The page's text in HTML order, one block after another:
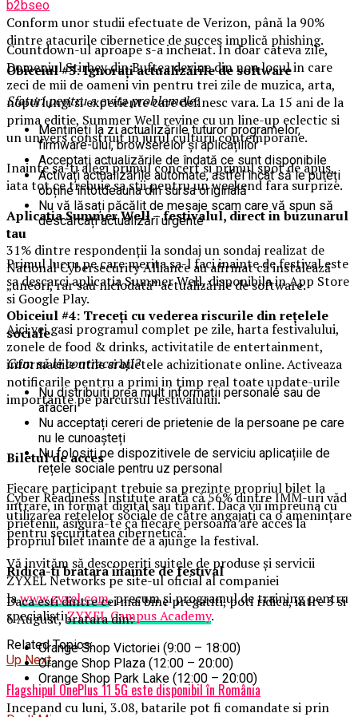
Conform unor studii efectuate de Verizon, până la 90%
dintre atacurile cibernetice de succes implică phishing.
Obiceiul #3: Ignorați actualizările de software
Sfaturi pentru a evita problemele:
Mențineți la zi actualizările tuturor programelor,
firmware-ului, browserelor și aplicațiilor
Acceptați actualizările de îndată ce sunt disponibile
Activați actualizările automate, astfel încât să le puteți
obține întotdeauna din sursa originală
Nu vă lăsați păcălit de mesaje scam care vă spun să
descărcați actualizări urgente
31% dintre respondenții la sondaj un sondaj realizat de
National Cybersecurity Alliance au afirmat că instalează
„uneori, rar sau niciodată” actualizările de software.
Obiceiul #4: Treceți cu vederea riscurile din rețelele
sociale
Cum să le contracarați?
Nu distribuiți prea mult informații personale sau de
afaceri
Nu acceptați cereri de prietenie de la persoane pe care
nu le cunoașteți
Nu folosiți pe dispozitivele de serviciu aplicațiile de
rețele sociale pentru uz personal
Cyber Readiness Institute arată că 56% dintre IMM-uri văd
utilizarea rețelelor sociale de către angajați ca o amenințare
pentru securitatea cibernetică.
Vă invităm să descoperiți suitele de produse și servicii
ZYXEL Networks pe site-ul oficial al companiei
lawww.zyxel.com, precum și programul de training pentru
specialiștiZYXEL Campus Academy.
Related Topics:
Up Next
Flagshipul OnePlus 11 5G este disponibil în România
b2bseo
Countdown-ul aproape s-a incheiat. In doar cateva zile,
Domeniul Stirbey din Buftea devine din nou locul in care
zeci de mii de oameni vin pentru trei zile de muzica, arta,
nopti lungi si experiente care definesc vara. La 15 ani de la
prima editie, Summer Well revine cu un line-up eclectic si
un univers construit in jurul culturii contemporane.
Inainte sa-ti alegi primul concert si primul spot de apus,
iata tot ce trebuie sa stii pentru un weekend fara surprize.
Aplicatia Summer Well– festivalul, direct in buzunarul
tau
Primul lucru pe care merita sa-l faci inainte de festival este
sa descarci aplicatia Summer Well, disponibila in App Store
si Google Play.
Aici vei gasi programul complet pe zile, harta festivalului,
zonele de food & drinks, activitatile de entertainment,
informatiile utile si biletele achizitionate online. Activeaza
notificarile pentru a primi in timp real toate update-urile
importante pe parcursul festivalului.
Biletul de acces
Fiecare participant trebuie sa prezinte propriul bilet la
intrare, in format digital sau tiparit. Daca vii impreuna cu
prietenii, asigura-te ca fiecare persoana are acces la
propriul bilet inainte de a ajunge la festival.
Ridica-ti bratarainainte de festival
Daca esti dintre cei mai bine pregatiti, poti ridica, intre 3 si
6 August, bratara din:
Orange Shop Victoriei (9:00 – 18:00)
Orange Shop Plaza (12:00 – 20:00)
Orange Shop Park Lake (12:00 – 20:00)
Incepand cu luni, 3.08, batarile pot fi comandate si prin